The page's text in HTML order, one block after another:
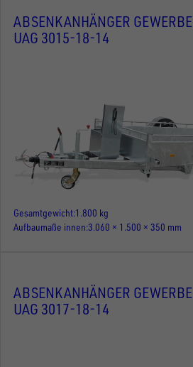
ABSENKANHÄNGER GEWERBE
UAG 3015-18-14
Gesamtgewicht 1.800 kg
Aufbaumaße innen 3.060 × 1.500 × 350 mm
ABSENKANHÄNGER GEWERBE
UAG 3017-18-14